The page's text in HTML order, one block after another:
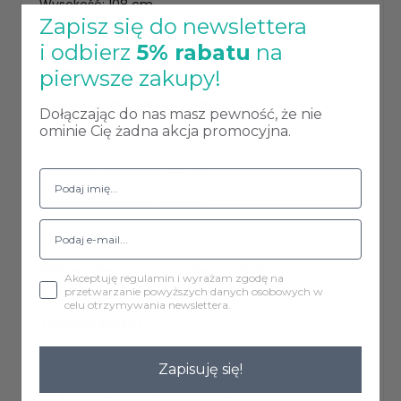
Wysokość: 108 cm,
Wysokość do siedziska: 68 cm,
Głębokość: 58 cm,
Głębokość siedziska: 47 cm,
Szerokość: 51 cm,
Szerokość siedziska: 44 cm,
Wysokość oparcia: 46 cm,
Waga: 11 kg,
Maksymalna waga obciążenia: 120 kg.
tapicerską. Charakteryzuje się wysoką odpornością
na ścieranie oraz mechacenie.
Zapisz się do newslettera
i odbierz 5% rabatu na
pierwsze zakupy!
Dołączając do nas masz pewność, że nie
ominie Cię żadna akcja promocyjna.
Akceptuję regulamin i wyrażam zgodę na
przetwarzanie powyższych danych osobowych w
celu otrzymywania newslettera.
Zapisuję się!